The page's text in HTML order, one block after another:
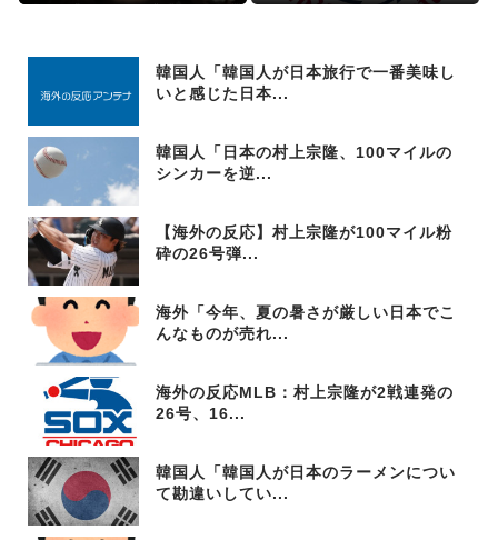
韓国人「韓国人が日本旅行で一番美味し
いと感じた日本...
韓国人「日本の村上宗隆、100マイルの
シンカーを逆...
【海外の反応】村上宗隆が100マイル粉
砕の26号弾...
海外「今年、夏の暑さが厳しい日本でこ
んなものが売れ...
海外の反応MLB：村上宗隆が2戦連発の
26号、16...
韓国人「韓国人が日本のラーメンについ
て勘違いしてい...